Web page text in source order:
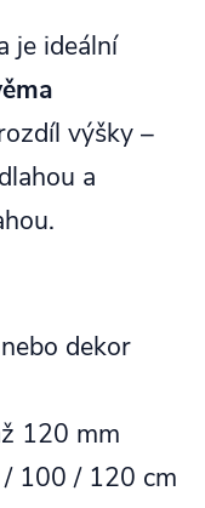
je ideální
výšky –
a
dekor
120 mm
100 / 120 cm